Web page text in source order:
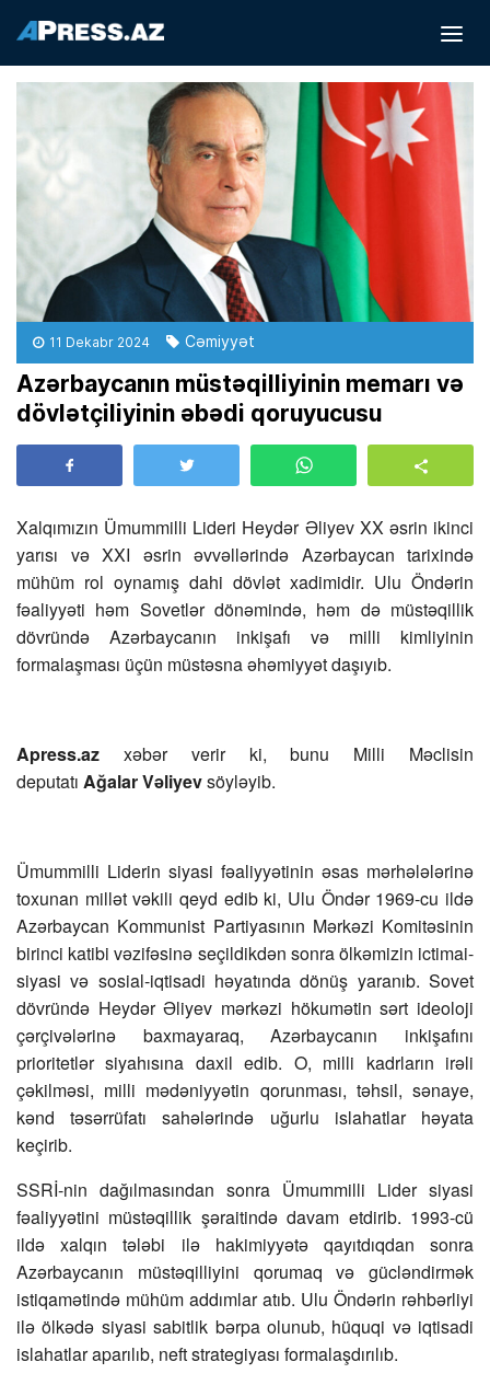
11 Dekabr 2024 Cəmiyyət
Azərbaycanın müstəqilliyinin memarı və
dövlətçiliyinin əbədi qoruyucusu
Xalqımızın Ümummilli Lideri Heydər Əliyev XX əsrin ikinci
yarısı və XXI əsrin əvvəllərində Azərbaycan tarixində
mühüm rol oynamış dahi dövlət xadimidir. Ulu Öndərin
fəaliyyəti həm Sovetlər dönəmində, həm də müstəqillik
dövründə Azərbaycanın inkişafı və milli kimliyinin
formalaşması üçün müstəsna əhəmiyyət daşıyıb.
Apress.az xəbər verir ki, bunu Milli Məclisin
deputatı Ağalar Vəliyevsöyləyib.
Ümummilli Liderin siyasi fəaliyyətinin əsas mərhələlərinə
toxunan millət vəkili qeyd edib ki, Ulu Öndər 1969-cu ildə
Azərbaycan Kommunist Partiyasının Mərkəzi Komitəsinin
birinci katibi vəzifəsinə seçildikdən sonra ölkəmizin ictimai-
siyasi və sosial-iqtisadi həyatında dönüş yaranıb. Sovet
dövründə Heydər Əliyev mərkəzi hökumətin sərt ideoloji
çərçivələrinə baxmayaraq, Azərbaycanın inkişafını
prioritetlər siyahısına daxil edib. O, milli kadrların irəli
çəkilməsi, milli mədəniyyətin qorunması, təhsil, sənaye,
kənd təsərrüfatı sahələrində uğurlu islahatlar həyata
keçirib.
SSRİ-nin dağılmasından sonra Ümummilli Lider siyasi
fəaliyyətini müstəqillik şəraitində davam etdirib. 1993-cü
ildə xalqın tələbi ilə hakimiyyətə qayıtdıqdan sonra
Azərbaycanın müstəqilliyini qorumaq və gücləndirmək
istiqamətində mühüm addımlar atıb. Ulu Öndərin rəhbərliyi
ilə ölkədə siyasi sabitlik bərpa olunub, hüquqi və iqtisadi
islahatlar aparılıb, neft strategiyası formalaşdırılıb.